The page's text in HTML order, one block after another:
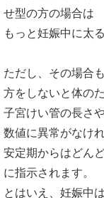
せ型の方の場合は
もっと妊娠中に太
ただし、その場合
方をしないと体の
子宮けい管の長さ
数値に異常がなけ
安定期からはどん
に指示されます。
とはいえ、妊娠中